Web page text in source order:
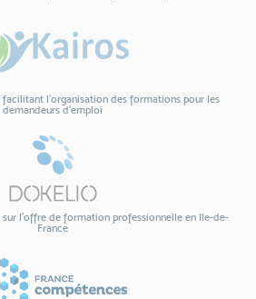
l’organisation des formations pour les
demandeurs d’emploi
l’offre de formation professionnelle en Ile-de-
France